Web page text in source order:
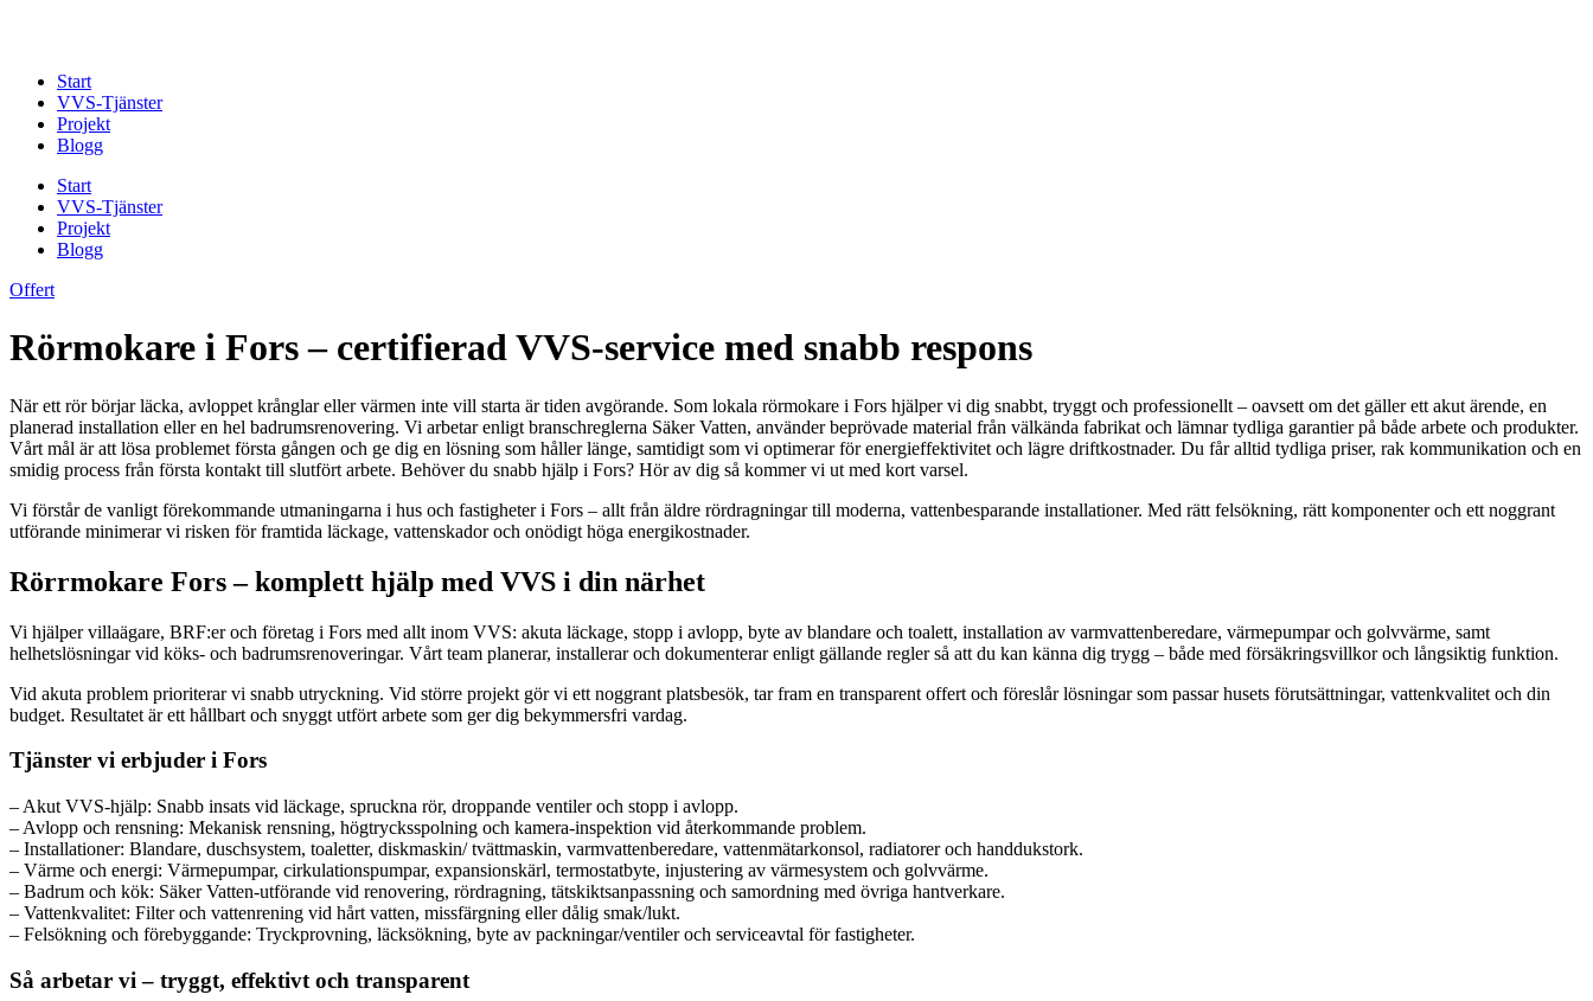
Start
VVS-Tjänster
Projekt
Blogg
Start
VVS-Tjänster
Projekt
Blogg
Offert
Rörmokare i Fors – certifierad VVS-service med snabb respons
När ett rör börjar läcka, avloppet krånglar eller värmen inte vill starta är tiden avgörande. Som lokala rörmokare i Fors hjälper vi dig snabbt, tryggt och professionellt – oavsett om det gäller ett akut ärende, en
planerad installation eller en hel badrumsrenovering. Vi arbetar enligt branschreglerna Säker Vatten, använder beprövade material från välkända fabrikat och lämnar tydliga garantier på både arbete och produkter.
Vårt mål är att lösa problemet första gången och ge dig en lösning som håller länge, samtidigt som vi optimerar för energieffektivitet och lägre driftkostnader. Du får alltid tydliga priser, rak kommunikation och en
smidig process från första kontakt till slutfört arbete. Behöver du snabb hjälp i Fors? Hör av dig så kommer vi ut med kort varsel.
Vi förstår de vanligt förekommande utmaningarna i hus och fastigheter i Fors – allt från äldre rördragningar till moderna, vattenbesparande installationer. Med rätt felsökning, rätt komponenter och ett noggrant
utförande minimerar vi risken för framtida läckage, vattenskador och onödigt höga energikostnader.
Rörrmokare Fors – komplett hjälp med VVS i din närhet
Vi hjälper villaägare, BRF:er och företag i Fors med allt inom VVS: akuta läckage, stopp i avlopp, byte av blandare och toalett, installation av varmvattenberedare, värmepumpar och golvvärme, samt
helhetslösningar vid köks- och badrumsrenoveringar. Vårt team planerar, installerar och dokumenterar enligt gällande regler så att du kan känna dig trygg – både med försäkringsvillkor och långsiktig funktion.
Vid akuta problem prioriterar vi snabb utryckning. Vid större projekt gör vi ett noggrant platsbesök, tar fram en transparent offert och föreslår lösningar som passar husets förutsättningar, vattenkvalitet och din
budget. Resultatet är ett hållbart och snyggt utfört arbete som ger dig bekymmersfri vardag.
Tjänster vi erbjuder i Fors
– Akut VVS-hjälp: Snabb insats vid läckage, spruckna rör, droppande ventiler och stopp i avlopp.
– Avlopp och rensning: Mekanisk rensning, högtrycksspolning och kamera-inspektion vid återkommande problem.
– Installationer: Blandare, duschsystem, toaletter, diskmaskin/ tvättmaskin, varmvattenberedare, vattenmätarkonsol, radiatorer och handdukstork.
– Värme och energi: Värmepumpar, cirkulationspumpar, expansionskärl, termostatbyte, injustering av värmesystem och golvvärme.
– Badrum och kök: Säker Vatten-utförande vid renovering, rördragning, tätskiktsanpassning och samordning med övriga hantverkare.
– Vattenkvalitet: Filter och vattenrening vid hårt vatten, missfärgning eller dålig smak/lukt.
– Felsökning och förebyggande: Tryckprovning, läcksökning, byte av packningar/ventiler och serviceavtal för fastigheter.
Så arbetar vi – tryggt, effektivt och transparent